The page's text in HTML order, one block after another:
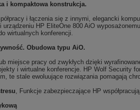
i kompaktowa konstrukcja.
i łączenia się z innymi, elegancki
urządzeniu HP EliteOne 800 AiO
wirtualnych konferencji.
Obudowa typu AiO.
miejsce pracy od zwykłych dzięki
i wirtualne konferencje. HP Wolf Security
te stale ewoluujące rozwiązania pomagają
, Funkcje zabezpieczające HP